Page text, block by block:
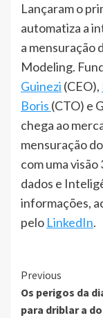
Lançaram o
automatiza a
a mensuração
Modeling.
Guinezi (CEO),
Boris (CTO) e
chega ao
mensuração
com uma
dados e
informações,
pelo LinkedIn.
Continue
Reading
Previous
Os perigos da
para driblar a